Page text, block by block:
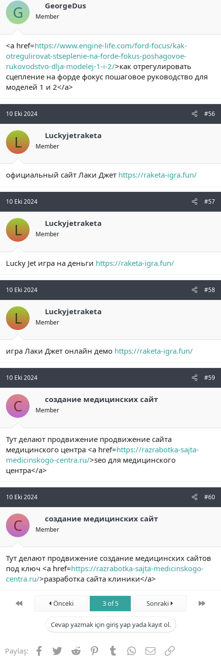
G GeorgeDus
Member
<a href=https://www.engine-life.com/ford-focus/kak-
otregulirovat-stseplenie-na-forde-fokus-poshagovoe-
rukovodstvo-dlja-modelej-1-i-2/>как отрегулировать
сцепление на форде фокус пошаговое руководство для
моделей 1 и 2</a>
10 Eki 2024 #56
L Luckyjetraketa
Member
официальный сайт Лаки Джет https://raketa-igra.fun/
10 Eki 2024 #57
L Luckyjetraketa
Member
Lucky Jet игра на деньги https://raketa-igra.fun/
10 Eki 2024 #58
L Luckyjetraketa
Member
игра Лаки Джет онлайн демо https://raketa-igra.fun/
10 Eki 2024 #59
С создание медицинских сайт
Member
Тут делают продвижение продвижение сайта
медицинского центра <a href=https://razrabotka-sajta-
medicinskogo-centra.ru/>seo для медицинского
центра</a>
10 Eki 2024 #60
С создание медицинских сайт
Member
Тут делают продвижение создание медицинских сайтов
под ключ <a href=https://razrabotka-sajta-medicinskogo-
centra.ru/>разработка сайта клиники</a>
First Önceki 3 of 5 Sonraki Son
Cevap yazmak için giriş yap yada kayıt ol.
Paylaş: Facebook
TwitterReddit PinterestTumblrWhatsApp
E-postaLink